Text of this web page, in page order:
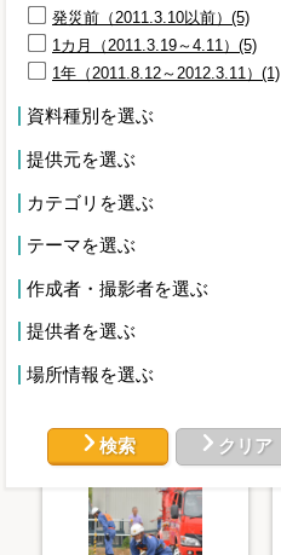
発災前（2011.3.10以前）(5)
1カ月（2011.3.19～4.11）(5)
1年（2011.8.12～2012.3.11）(1)
資料種別を選ぶ
提供元を選ぶ
カテゴリを選ぶ
テーマを選ぶ
作成者・撮影者を選ぶ
提供者を選ぶ
場所情報を選ぶ
検索 クリア